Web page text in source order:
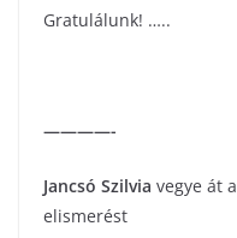
Gratulálunk! …..
————-
Jancsó Szilvia vegye át a
elismerést